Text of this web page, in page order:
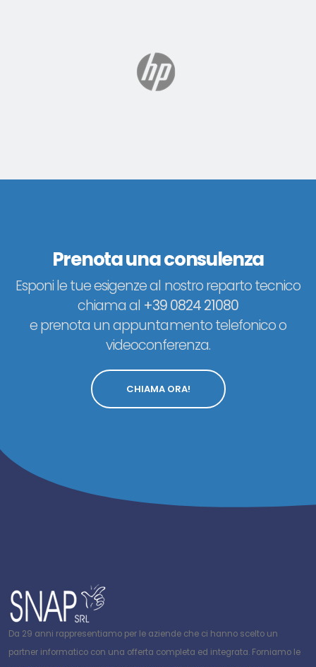
Prenota una consulenza
Esponi le tue esigenze al nostro reparto tecnico
chiama al +39 0824 21080
e prenota un appuntamento telefonico o
videoconferenza.
CHIAMA ORA!
Da 29 anni rappresentiamo per le aziende che ci hanno scelto un
partner informatico con una offerta completa ed integrata. Forniamo le